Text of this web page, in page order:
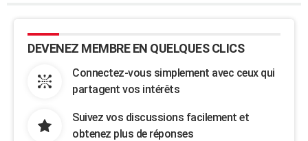
DEVENEZ MEMBRE EN QUELQUES CLICS
Connectez-vous simplement avec ceux qui
partagent vos intérêts
Suivez vos discussions facilement et
obtenez plus de réponses